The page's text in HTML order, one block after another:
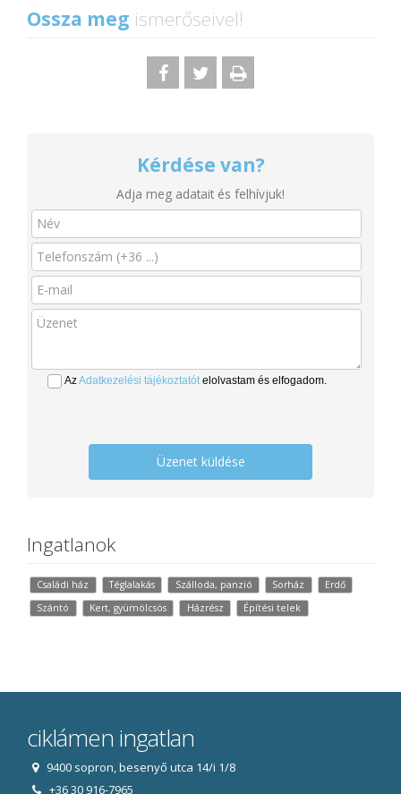
Ossza meg ismerőseivel!
Kérdése van?
Adja meg adatait és felhívjuk!
AzAdatkezelési tájékoztatótelolvastam és elfogadom.
Üzenet küldése
Ingatlanok
Családi ház Téglalakás Szálloda, panzió Sorház
Erdő
Szántó
Kert, gyümölcsös Házrész Építési telek
ciklámen ingatlan
9400 sopron, besenyő utca 14/i 1/8
+36 30 916-7965